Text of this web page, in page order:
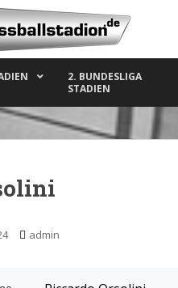
2. BUNDESLIGA
STADIEN
admin